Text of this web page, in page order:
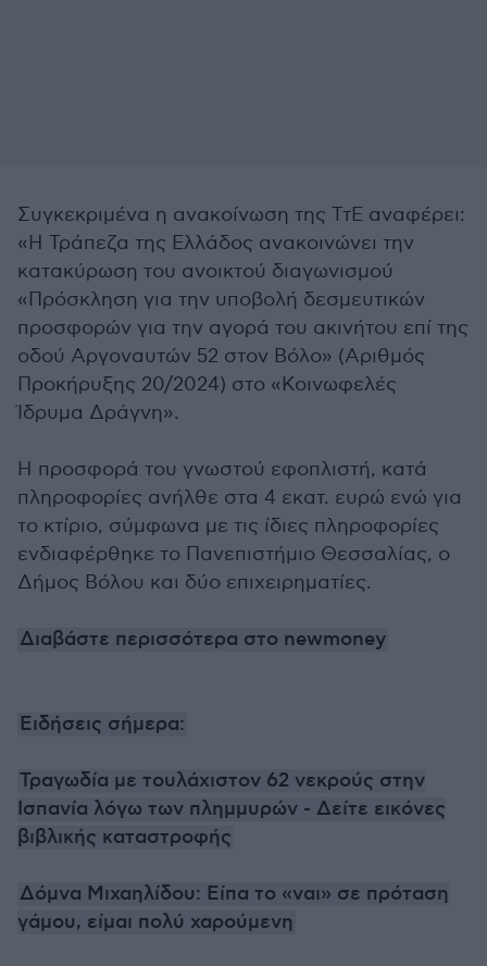
Συγκεκριμένα η ανακοίνωση της ΤτΕ αναφέρει:
«Η Τράπεζα της Ελλάδος ανακοινώνει την
κατακύρωση του ανοικτού διαγωνισμού
«Πρόσκληση για την υποβολή δεσμευτικών
προσφορών για την αγορά του ακινήτου επί της
οδού Αργοναυτών 52 στον Βόλο» (Αριθμός
Προκήρυξης 20/2024) στο «Κοινωφελές
Ίδρυμα Δράγνη».
Η προσφορά του γνωστού εφοπλιστή, κατά
πληροφορίες ανήλθε στα 4 εκατ. ευρώ ενώ για
το κτίριο, σύμφωνα με τις ίδιες πληροφορίες
ενδιαφέρθηκε το Πανεπιστήμιο Θεσσαλίας, ο
Δήμος Βόλου και δύο επιχειρηματίες.
Διαβάστε περισσότερα στο newmoney
Ειδήσεις σήμερα:
Τραγωδία με τουλάχιστον 62 νεκρούς στην
Ισπανία λόγω των πλημμυρών - Δείτε εικόνες
βιβλικής καταστροφής
Δόμνα Μιχαηλίδου: Είπα το «ναι» σε πρόταση
γάμου, είμαι πολύ χαρούμενη